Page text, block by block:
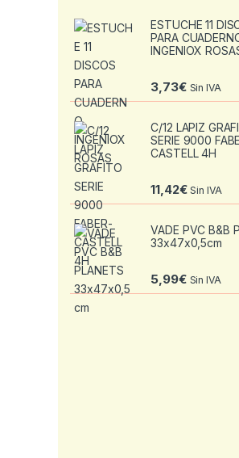
ESTUCHE 11
PARA
INGENIOX
3,73€ Sin IVA
C/12 LAPIZ
SERIE 9000
CASTELL 4H
11,42€ Sin IVA
VADE PVC B&B
33x47x0,5cm
5,99€ Sin IVA